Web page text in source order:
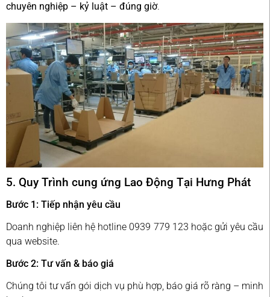
chuyên nghiệp – kỷ luật – đúng giờ.
5. Quy Trình cung ứng Lao Động Tại Hưng Phát
Bước 1: Tiếp nhận yêu cầu
Doanh nghiệp liên hệ hotline 0939 779 123 hoặc gửi yêu cầu
qua website.
Bước 2: Tư vấn & báo giá
Chúng tôi tư vấn gói dịch vụ phù hợp, báo giá rõ ràng – minh